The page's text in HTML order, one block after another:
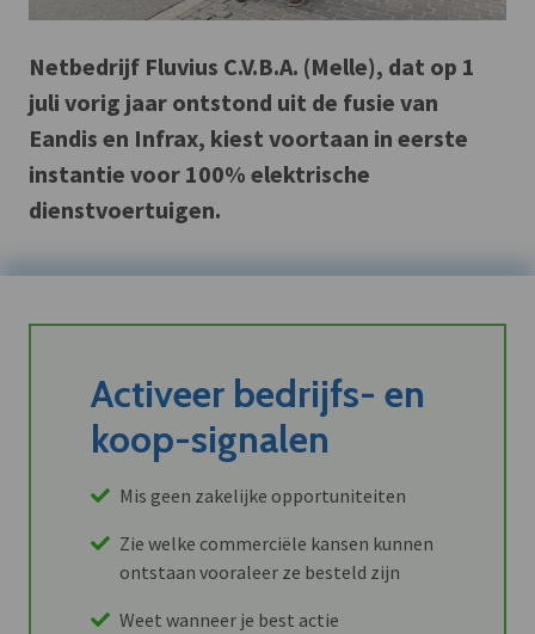
Netbedrijf Fluvius C.V.B.A. (Melle), dat op 1
juli vorig jaar ontstond uit de fusie van
Eandis en Infrax, kiest voortaan in eerste
instantie voor 100% elektrische
dienstvoertuigen.
Activeer bedrijfs- en
koop-signalen
Mis geen zakelijke opportuniteiten
Zie welke commerciële kansen kunnen
ontstaan vooraleer ze besteld zijn
Weet wanneer je best actie